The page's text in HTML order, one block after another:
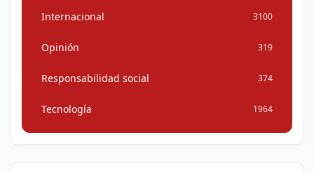
Internacional 3100
Opinión 319
Responsabilidad social 374
Tecnología 1964